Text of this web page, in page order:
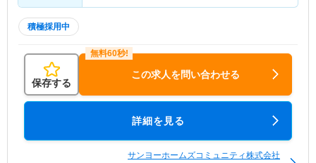
積極採用中
保存する
この求人を問い合わせる
詳細を見る
サンヨーホームズコミュニティ株式会社